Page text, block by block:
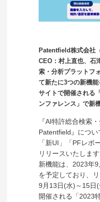
Patentfield株式会社
CEO：村上直也、石
索・分析プラットフ
て新たに3つの新機
サイトで開催される
ンファレンス」で新
『AI特許総合検索
Patentfield』につ
「新UI」「PFレポ
リリースいたします
新機能は、2023年
を予定しており、
9月13日(水)～15日
開催される「2023